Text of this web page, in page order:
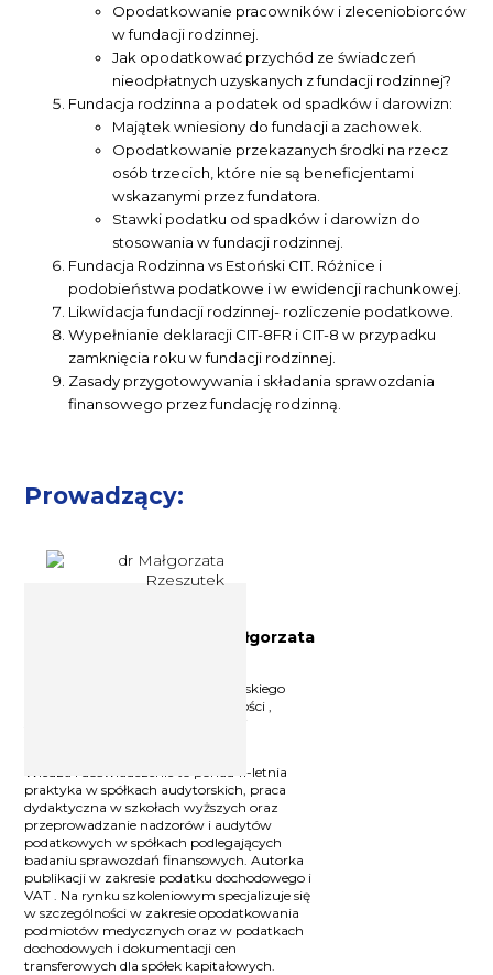
Opodatkowanie pracowników i zleceniobiorców
w fundacji rodzinnej.
Jak opodatkować przychód ze świadczeń
nieodpłatnych uzyskanych z fundacji rodzinnej?
Fundacja rodzinna a podatek od spadków i darowizn:
Majątek wniesiony do fundacji a zachowek.
Opodatkowanie przekazanych środki na rzecz
osób trzecich, które nie są beneficjentami
wskazanymi przez fundatora.
Stawki podatku od spadków i darowizn do
stosowania w fundacji rodzinnej.
Fundacja Rodzinna vs Estoński CIT. Różnice i
podobieństwa podatkowe i w ewidencji rachunkowej.
Likwidacja fundacji rodzinnej- rozliczenie podatkowe.
Wypełnianie deklaracji CIT-8FR i CIT-8 w przypadku
zamknięcia roku w fundacji rodzinnej.
Zasady przygotowywania i składania sprawozdania
finansowego przez fundację rodzinną.
Prowadzący:
Doradca podatkowy dr Małgorzata
Doradca podatkowy, założyciel Polskiego
Instytutu Podatków i Rachunkowości ,
Wiedza i doświadczenie to ponad 11-letnia
praktyka w spółkach audytorskich, praca
dydaktyczna w szkołach wyższych oraz
przeprowadzanie nadzorów i audytów
podatkowych w spółkach podlegających
badaniu sprawozdań finansowych. Autorka
publikacji w zakresie podatku dochodowego i
VAT . Na rynku szkoleniowym specjalizuje się
w szczególności w zakresie opodatkowania
podmiotów medycznych oraz w podatkach
dochodowych i dokumentacji cen
transferowych dla spółek kapitałowych.